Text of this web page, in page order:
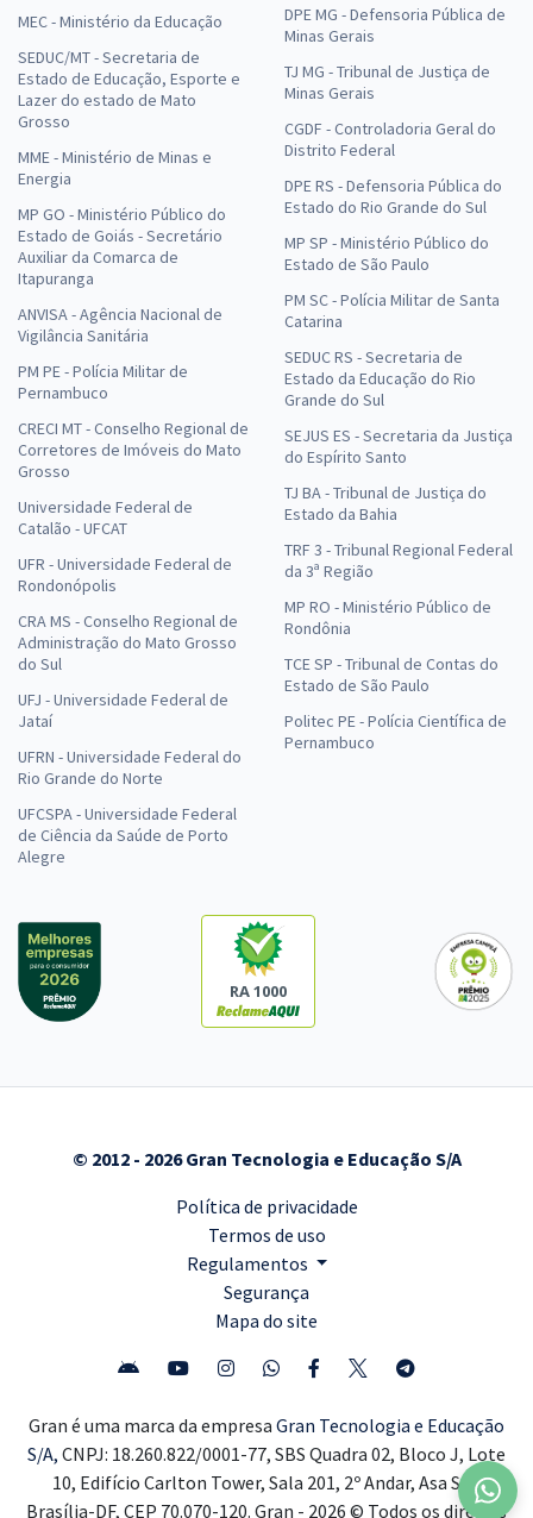
MEC - Ministério da Educação
SEDUC/MT - Secretaria de
Estado de Educação, Esporte e
Lazer do estado de Mato
Grosso
MME - Ministério de Minas e
Energia
MP GO - Ministério Público do
Estado de Goiás - Secretário
Auxiliar da Comarca de
Itapuranga
ANVISA - Agência Nacional de
Vigilância Sanitária
PM PE - Polícia Militar de
Pernambuco
CRECI MT - Conselho Regional de
Corretores de Imóveis do Mato
Grosso
Universidade Federal de
Catalão - UFCAT
UFR - Universidade Federal de
Rondonópolis
CRA MS - Conselho Regional de
Administração do Mato Grosso
do Sul
UFJ - Universidade Federal de
Jataí
UFRN - Universidade Federal do
Rio Grande do Norte
UFCSPA - Universidade Federal
de Ciência da Saúde de Porto
Alegre
DPE MG - Defensoria Pública de
Minas Gerais
TJ MG - Tribunal de Justiça de
Minas Gerais
CGDF - Controladoria Geral do
Distrito Federal
DPE RS - Defensoria Pública do
Estado do Rio Grande do Sul
MP SP - Ministério Público do
Estado de São Paulo
PM SC - Polícia Militar de Santa
Catarina
SEDUC RS - Secretaria de
Estado da Educação do Rio
Grande do Sul
SEJUS ES - Secretaria da Justiça
do Espírito Santo
TJ BA - Tribunal de Justiça do
Estado da Bahia
TRF 3 - Tribunal Regional Federal
da 3ª Região
MP RO - Ministério Público de
Rondônia
TCE SP - Tribunal de Contas do
Estado de São Paulo
Politec PE - Polícia Científica de
Pernambuco
RA 1000
© 2012 - 2026 Gran Tecnologia e Educação S/A
Política de privacidade
Termos de uso
Regulamentos
Segurança
Mapa do site
Gran é uma marca da empresa Gran Tecnologia e Educação
S/A, CNPJ: 18.260.822/0001-77, SBS Quadra 02, Bloco J, Lote
10, Edifício Carlton Tower, Sala 201, 2º Andar, Asa Sul,
Brasília-DF, CEP 70.070-120. Gran - 2026 © Todos os direitos